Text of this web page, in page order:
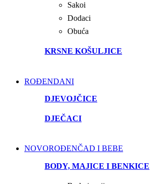
Sakoi
Dodaci
Obuća
KRSNE KOŠULJICE
ROĐENDANI
DJEVOJČICE
DJEČACI
NOVOROĐENČAD I BEBE
BODY, MAJICE I BENKICE